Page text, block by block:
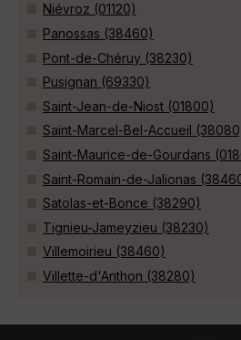
Niévroz (01120)
Panossas (38460)
Pont-de-Chéruy (38230)
Pusignan (69330)
Saint-Jean-de-Niost (01800)
Saint-Marcel-Bel-Accueil
Saint-Maurice-de-Gourdans
Saint-Romain-de-Jalionas
Satolas-et-Bonce (38290)
Tignieu-Jameyzieu (38230)
Villemoirieu (38460)
Villette-d'Anthon (38280)